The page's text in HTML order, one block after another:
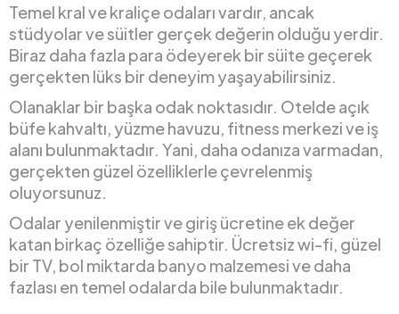
Temel kral ve kraliçe odaları vardır, ancak
stüdyolar ve süitler gerçek değerin olduğu yerdir.
Biraz daha fazla para ödeyerek bir süite geçerek
gerçekten lüks bir deneyim yaşayabilirsiniz.
Olanaklar bir başka odak noktasıdır. Otelde açık
büfe kahvaltı, yüzme havuzu, fitness merkezi ve iş
alanı bulunmaktadır. Yani, daha odanıza varmadan,
gerçekten güzel özelliklerle çevrelenmiş
oluyorsunuz.
Odalar yenilenmiştir ve giriş ücretine ek değer
katan birkaç özelliğe sahiptir. Ücretsiz wi-fi, güzel
bir TV, bol miktarda banyo malzemesi ve daha
fazlası en temel odalarda bile bulunmaktadır.